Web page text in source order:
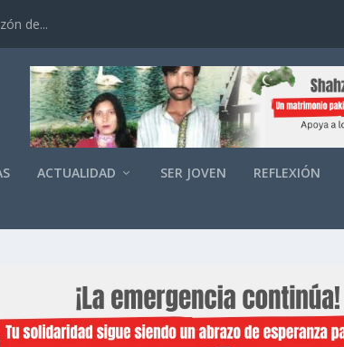
de...
ACTUALIDAD SER JOVEN REFLEXIÓN